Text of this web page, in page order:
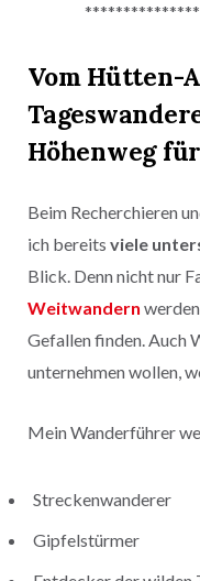
Vom Hütten-
Höhenweg
Beim Recherchieren
ich bereits viele
Blick. Denn nicht nur
Weitwandern
Gefallen finden. Auch
unternehmen wollen,
Mein Wanderführer
Streckenwanderer
Gipfelstürmer